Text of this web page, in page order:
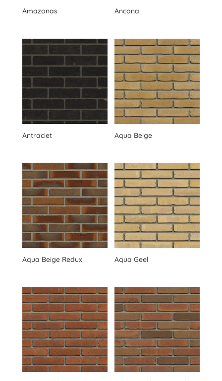
Ukategorisert
Amazonas Ancona
Antraciet Aqua Beige
Aqua Beige Redux Aqua Geel